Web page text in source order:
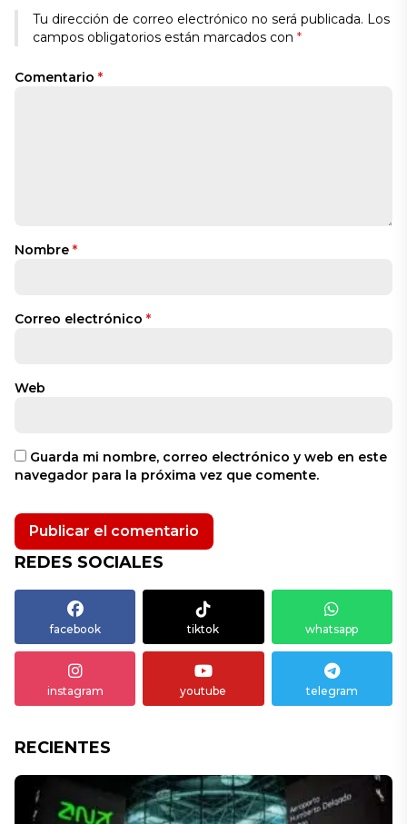
Tu dirección de correo electrónico no será publicada. Los
campos obligatorios están marcados con *
Comentario *
Nombre *
Correo electrónico *
Web
Guarda mi nombre, correo electrónico y web en este
navegador para la próxima vez que comente.
REDES SOCIALES
facebook tiktok whatsapp
instagram youtube telegram
RECIENTES